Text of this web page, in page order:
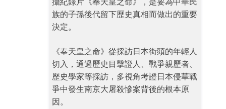
族的子孫後代留下歷史真相而做出的重要
決定。
《奉天皇之命》從採訪日本街頭的年輕人
切入，通過歷史目擊證人、戰爭親歷者、
歷史學家等採訪，多視角考證日本侵華戰
爭中發生南京大屠殺慘案背後的根本原
因。